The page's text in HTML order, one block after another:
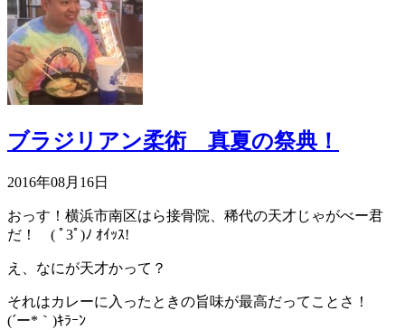
ブラジリアン柔術 真夏の祭典！
2016年08月16日
おっす！横浜市南区はら接骨院、稀代の天才じゃがべー君
だ！ ( ﾟ3ﾟ)ﾉ ｵｲｯｽ!
え、なにが天才かって？
それはカレーに入ったときの旨味が最高だってことさ！
(´ー*｀)ｷﾗｰﾝ